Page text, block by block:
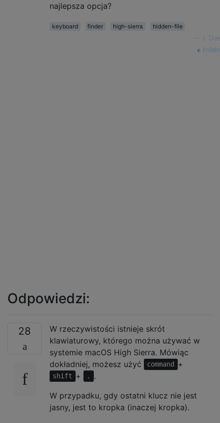
najlepsza opcja?
keyboard finder high-sierra
hidden-file
J. Doe
źródło
Odpowiedzi:
28
W rzeczywistości istnieje skrót
klawiaturowy, którego można używać w
systemie macOS High Sierra. Mówiąc
dokładniej, możesz użyć
command +
shift + .
.
W przypadku, gdy ostatni klucz nie jest
jasny, jest to kropka (inaczej kropka).